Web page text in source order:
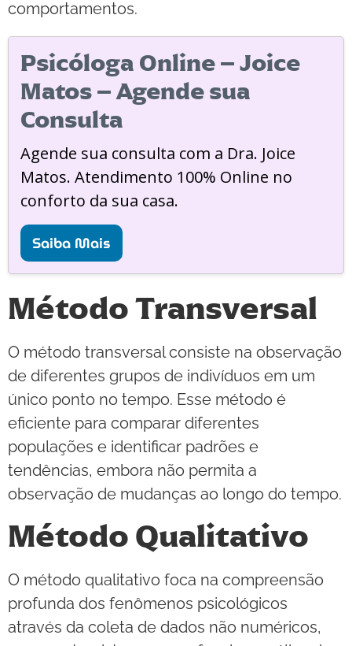
comportamentos.
Psicóloga Online – Joice
Matos – Agende sua
Consulta
Agende sua consulta com a Dra. Joice
Matos. Atendimento 100% Online no
conforto da sua casa.
Saiba Mais
Método Transversal
O método transversal consiste na observação
de diferentes grupos de indivíduos em um
único ponto no tempo. Esse método é
eficiente para comparar diferentes
populações e identificar padrões e
tendências, embora não permita a
observação de mudanças ao longo do tempo.
Método Qualitativo
O método qualitativo foca na compreensão
profunda dos fenômenos psicológicos
através da coleta de dados não numéricos,